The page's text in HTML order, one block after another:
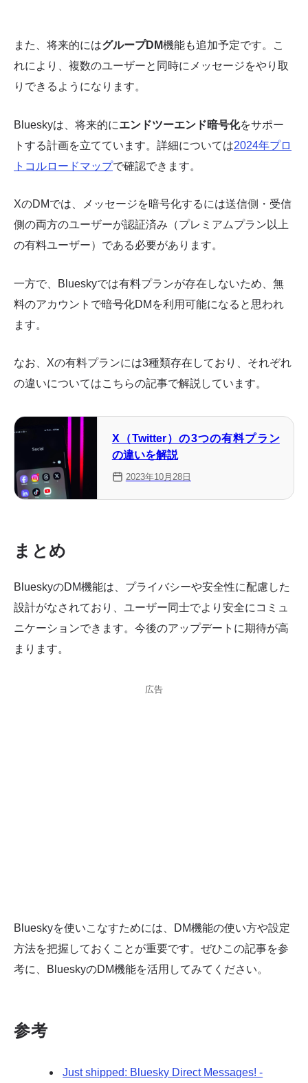
また、将来的にはグループDM機能も追加予定です。こ
れにより、複数のユーザーと同時にメッセージをやり取
りできるようになります。
Blueskyは、将来的にエンドツーエンド暗号化をサポー
トする計画を立てています。詳細については2024年プロ
トコルロードマップで確認できます。
XのDMでは、メッセージを暗号化するには送信側・受信
側の両方のユーザーが認証済み（プレミアムプラン以上
の有料ユーザー）である必要があります。
一方で、Blueskyでは有料プランが存在しないため、無
料のアカウントで暗号化DMを利用可能になると思われ
ます。
なお、Xの有料プランには3種類存在しており、それぞれ
の違いについてはこちらの記事で解説しています。
X（Twitter）の3つの有料プラン
の違いを解説
2023年10月28日
まとめ
BlueskyのDM機能は、プライバシーや安全性に配慮した
設計がなされており、ユーザー同士でより安全にコミュ
ニケーションできます。今後のアップデートに期待が高
まります。
広告
Blueskyを使いこなすためには、DM機能の使い方や設定
方法を把握しておくことが重要です。ぜひこの記事を参
考に、BlueskyのDM機能を活用してみてください。
参考
Just shipped: Bluesky Direct Messages! -